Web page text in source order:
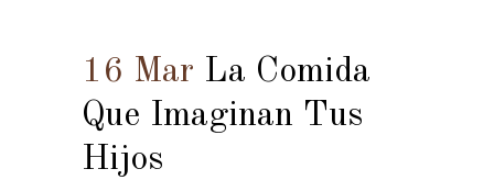
16 Mar La Comida
Que Imaginan Tus
Hijos